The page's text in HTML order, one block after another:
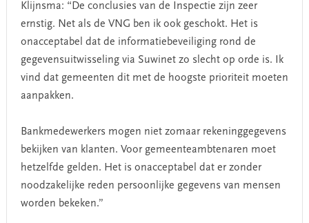
Klijnsma: “De conclusies van de Inspectie zijn zeer
ernstig. Net als de VNG ben ik ook geschokt. Het is
onacceptabel dat de informatiebeveiliging rond de
gegevensuitwisseling via Suwinet zo slecht op orde is. Ik
vind dat gemeenten dit met de hoogste prioriteit moeten
aanpakken.
Bankmedewerkers mogen niet zomaar rekeninggegevens
bekijken van klanten. Voor gemeenteambtenaren moet
hetzelfde gelden. Het is onacceptabel dat er zonder
noodzakelijke reden persoonlijke gegevens van mensen
worden bekeken.”